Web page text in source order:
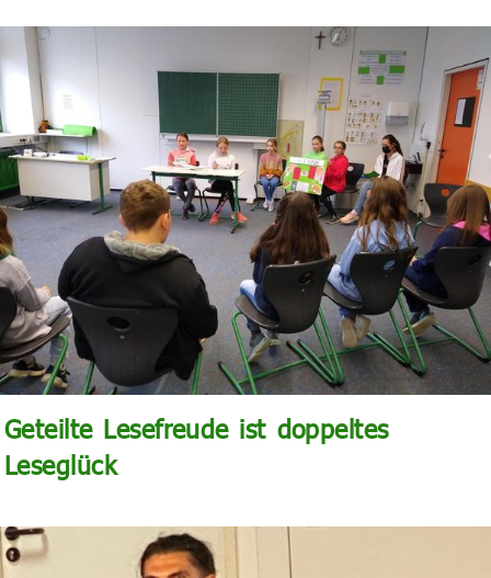
Geteilte Lesefreude ist doppeltes
Leseglück